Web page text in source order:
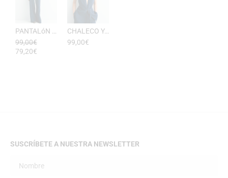
PANTALóN YUKATA MUJER RAYAS DE ESEOESE
99,00€
79,20€
CHALECO YUKATA MUJER DE RAYAS ESEOESE
99,00€
SUSCRÍBETE A NUESTRA NEWSLETTER